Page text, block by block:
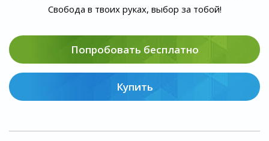
Свобода в твоих руках, выбор за тобой!
Попробовать бесплатно
Купить